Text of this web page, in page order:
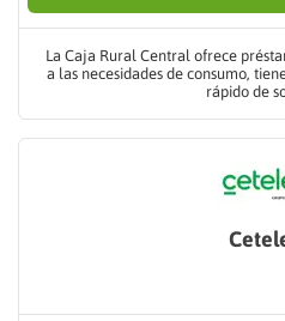
La Caja Rural Central ofrece
a las necesidades de consumo,
rápido de